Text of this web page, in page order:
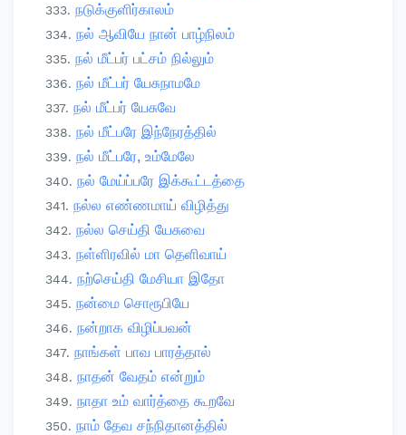
நடுக்குளிர்காலம்
நல் ஆவியே நான் பாழ்நிலம்
நல் மீட்பர் பட்சம் நில்லும்
நல் மீட்பர் யேசுநாமமே
நல் மீட்பர் யேசுவே
நல் மீட்பரே இந்நேரத்தில்
நல் மீட்பரே, உம்மேலே
நல் மேய்ப்பரே இக்கூட்டத்தை
நல்ல எண்ணமாய் விழித்து
நல்ல செய்தி யேசுவை
நள்ளிரவில் மா தெளிவாய்
நற்செய்தி மேசியா இதோ
நன்மை சொரூபியே
நன்றாக விழிப்பவன்
நாங்கள் பாவ பாரத்தால்
நாதன் வேதம் என்றும்
நாதா உம் வார்த்தை கூறவே
நாம் தேவ சந்நிதானத்தில்